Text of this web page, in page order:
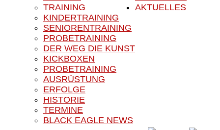
TRAINING
KINDERTRAINING
SENIORENTRAINING
PROBETRAINING
DER WEG DIE KUNST
KICKBOXEN
PROBETRAINING
AUSRÜSTUNG
ERFOLGE
HISTORIE
AKTUELLES
TERMINE
BLACK EAGLE NEWS